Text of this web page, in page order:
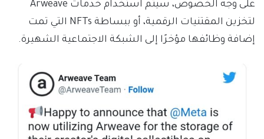
على وجه الخصوص، سيتم استخدام خدمات Arweave
لتخزين المقتنيات الرقمية، أو ببساطة NFTs التي تمت
إضافة وظائفها مؤخرًا إلى الشبكة الاجتماعية الشهيرة.